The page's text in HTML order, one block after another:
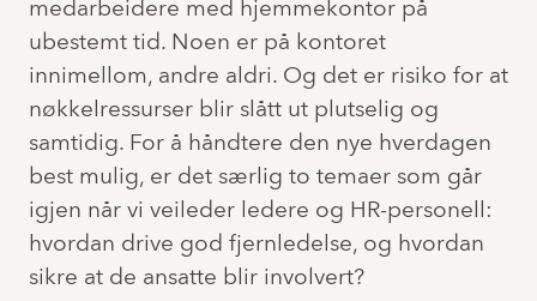
medarbeidere med hjemmekontor på
ubestemt tid. Noen er på kontoret
innimellom, andre aldri. Og det er risiko for at
nøkkelressurser blir slått ut plutselig og
samtidig. For å håndtere den nye hverdagen
best mulig, er det særlig to temaer som går
igjen når vi veileder ledere og HR-personell:
hvordan drive god fjernledelse, og hvordan
sikre at de ansatte blir involvert?